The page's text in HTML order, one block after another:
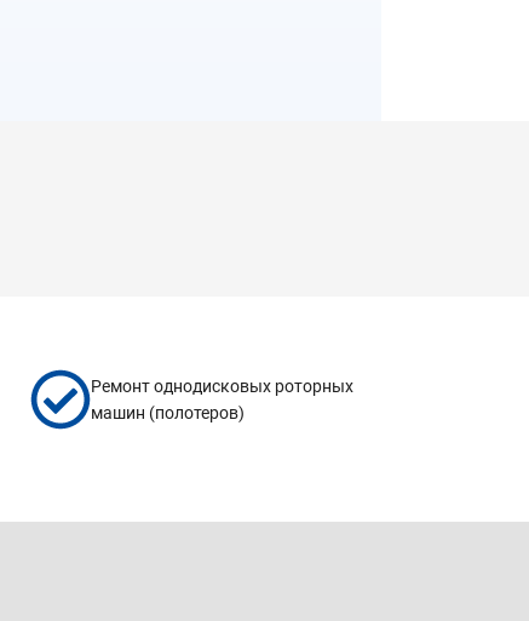
Ремонт однодисковых роторных
машин (полотеров)